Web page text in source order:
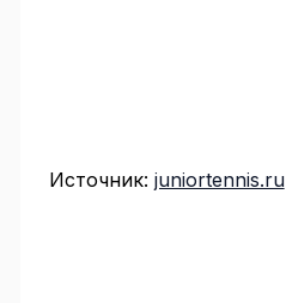
Источник: juniortennis.ru